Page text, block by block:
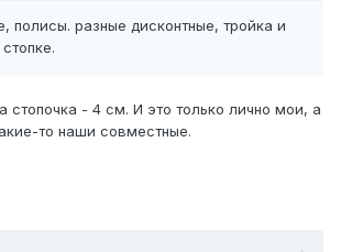
полисы. разные дисконтные, тройка и
стопочка - 4 см. И это только лично мои, а
то наши совместные.